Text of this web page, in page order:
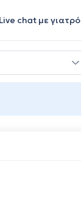
Live chat με γιατρό